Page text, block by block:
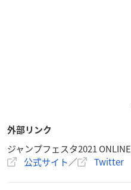
外部リンク
ジャンプフェスタ2021 ONLINE
公式サイト／ Twitter